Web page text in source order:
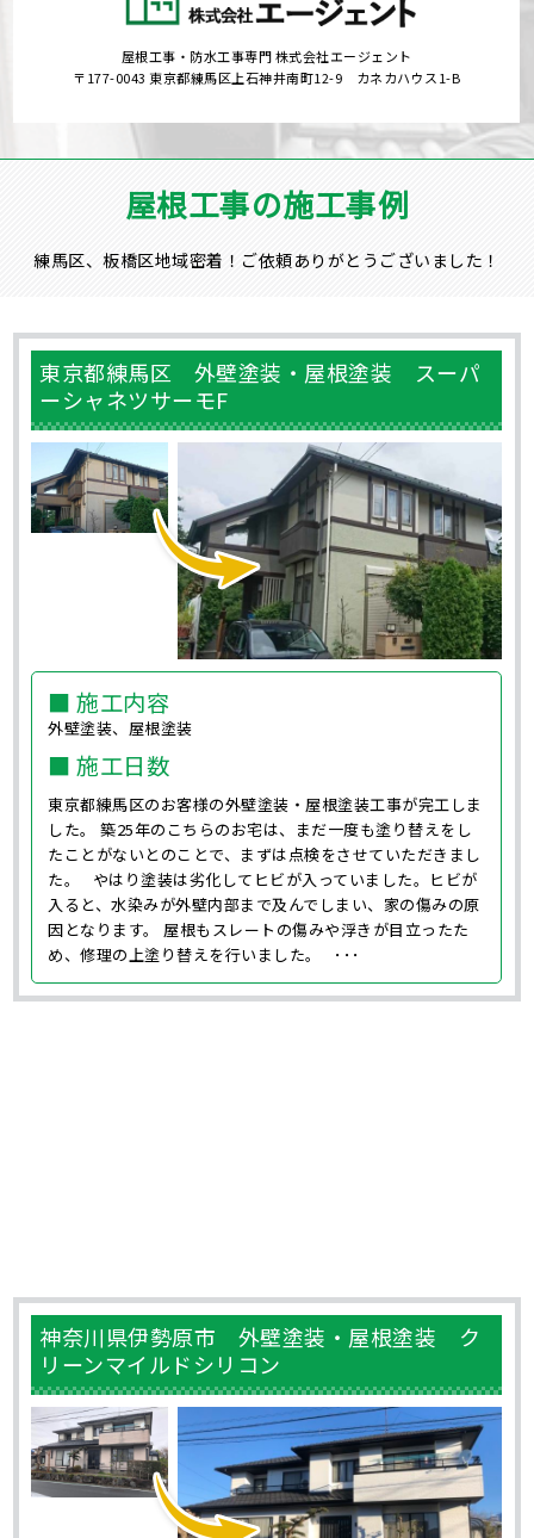
屋根工事・防水工事専門 株式会社エージェント
〒177-0043 東京都練馬区上石神井南町12-9 カネカハウス1-B
屋根工事の施工事例
練馬区、板橋区地域密着！ご依頼ありがとうございました！
東京都練馬区 外壁塗装・屋根塗装 スーパ
ーシャネツサーモF
■ 施工内容
外壁塗装、屋根塗装
■ 施工日数
東京都練馬区のお客様の外壁塗装・屋根塗装工事が完工しま
した。 築25年のこちらのお宅は、まだ一度も塗り替えをし
たことがないとのことで、まずは点検をさせていただきまし
た。 やはり塗装は劣化してヒビが入っていました。ヒビが
入ると、水染みが外壁内部まで及んでしまい、家の傷みの原
因となります。 屋根もスレートの傷みや浮きが目立ったた
め、修理の上塗り替えを行いました。 ･･･
神奈川県伊勢原市 外壁塗装・屋根塗装 ク
リーンマイルドシリコン